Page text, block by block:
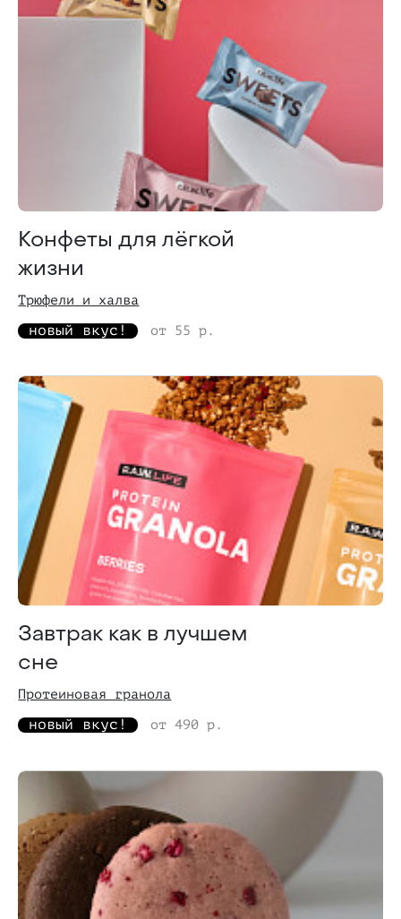
Конфеты для лёгкой
жизни
Трюфели и халва
новый вкус! от 55 р.
Завтрак как в лучшем
сне
Протеиновая гранола
новый вкус! от 490 р.